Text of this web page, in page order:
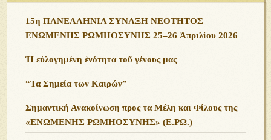
15η ΠΑΝΕΛΛΗΝΙΑ ΣΥΝΑΞΗ ΝΕΟΤΗΤΟΣ
ΕΝΩΜΕΝΗΣ ΡΩΜΗΟΣΥΝΗΣ 25–26 Ἀπριλίου 2026
Ἡ εὐλογημένη ἑνότητα τοῦ γένους μας
“Τα Σημεία των Καιρών”
Σημαντική Ανακοίνωση προς τα Μέλη και Φίλους της
«ΕΝΩΜΕΝΗΣ ΡΩΜΗΟΣΥΝΗΣ» (Ε.ΡΩ.)